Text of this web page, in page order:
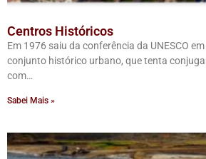
Centros Históricos
Em 1976 saiu da conferência da UNESCO
conjunto histórico urbano, que tenta
com…
Sabei Mais »